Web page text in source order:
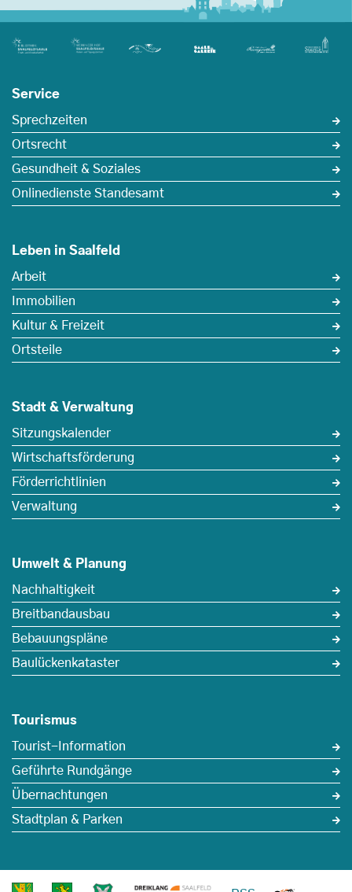
Service
Sprechzeiten
Ortsrecht
Gesundheit & Soziales
Onlinedienste Standesamt
Leben in Saalfeld
Arbeit
Immobilien
Kultur & Freizeit
Ortsteile
Stadt & Verwaltung
Sitzungskalender
Wirtschaftsförderung
Förderrichtlinien
Verwaltung
Umwelt & Planung
Nachhaltigkeit
Breitbandausbau
Bebauungspläne
Baulückenkataster
Tourismus
Tourist-Information
Geführte Rundgänge
Übernachtungen
Stadtplan & Parken